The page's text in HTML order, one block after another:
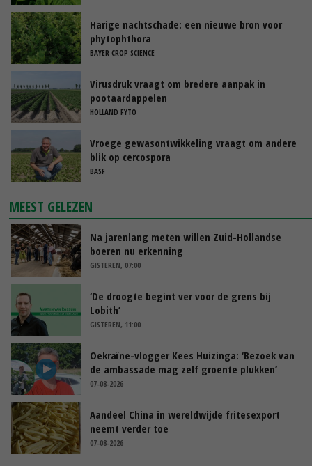
Harige nachtschade: een nieuwe bron voor
phytophthora
BAYER CROP SCIENCE
Virusdruk vraagt om bredere aanpak in
pootaardappelen
HOLLAND FYTO
Vroege gewasontwikkeling vraagt om andere
blik op cercospora
BASF
MEEST GELEZEN
Na jarenlang meten willen Zuid-Hollandse
boeren nu erkenning
GISTEREN, 07:00
‘De droogte begint ver voor de grens bij
Lobith’
GISTEREN, 11:00
Oekraïne-vlogger Kees Huizinga: ‘Bezoek van
de ambassade mag zelf groente plukken’
07-08-2026
Aandeel China in wereldwijde fritesexport
neemt verder toe
07-08-2026